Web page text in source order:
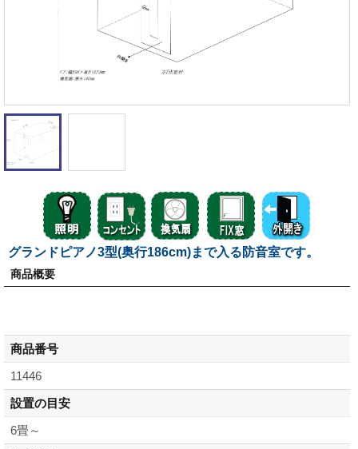
売約済みリスト
グランドピアノ3型(奥行186cm)まで入る防音室です。
商品概要
商品番号
11446
設置の目安
6畳～